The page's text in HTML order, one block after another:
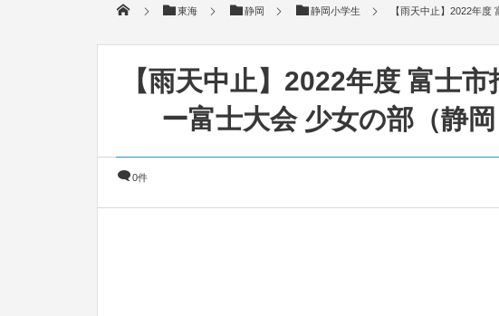
東海 静岡 静岡小学生 【雨天中止】2022年度
【雨天中止】2022年度 富士
ー富士大会 少女の部（静
0件